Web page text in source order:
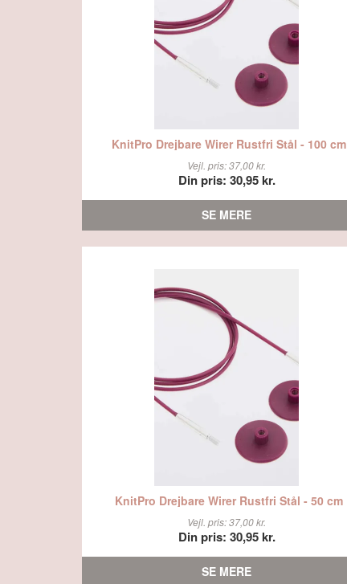
KnitPro Drejbare Wirer Rustfri Stål - 100 cm
Vejl. pris: 37,00 kr.
Din pris: 30,95 kr.
SE MERE
KnitPro Drejbare Wirer Rustfri Stål - 50 cm
Vejl. pris: 37,00 kr.
Din pris: 30,95 kr.
SE MERE